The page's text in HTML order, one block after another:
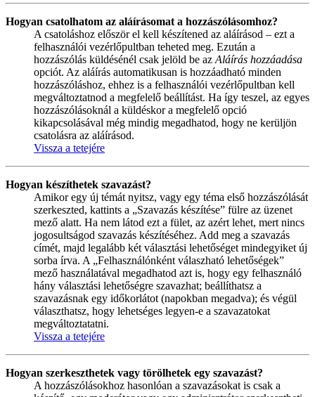
Hogyan csatolhatom az aláírásomat a hozzászólásomhoz?
A csatoláshoz először el kell készítened az aláírásod – ezt a
felhasználói vezérlőpultban teheted meg. Ezután a
hozzászólás küldésénél csak jelöld be az Aláírás hozzáadása
opciót. Az aláírás automatikusan is hozzáadható minden
hozzászóláshoz, ehhez is a felhasználói vezérlőpultban kell
megváltoztatnod a megfelelő beállítást. Ha így teszel, az egyes
hozzászólásoknál a küldéskor a megfelelő opció
kikapcsolásával még mindig megadhatod, hogy ne kerüljön
csatolásra az aláírásod.
Vissza a tetejére
Hogyan készíthetek szavazást?
Amikor egy új témát nyitsz, vagy egy téma első hozzászólását
szerkeszted, kattints a „Szavazás készítése” fülre az üzenet
mező alatt. Ha nem látod ezt a fület, az azért lehet, mert nincs
jogosultságod szavazás készítéséhez. Add meg a szavazás
címét, majd legalább két választási lehetőséget mindegyiket új
sorba írva. A „Felhasználónként válaszható lehetőségek”
mező használatával megadhatod azt is, hogy egy felhasználó
hány választási lehetőségre szavazhat; beállíthatsz a
szavazásnak egy időkorlátot (napokban megadva); és végül
választhatsz, hogy lehetséges legyen-e a szavazatokat
megváltoztatatni.
Vissza a tetejére
Hogyan szerkeszthetek vagy törölhetek egy szavazást?
A hozzászólásokhoz hasonlóan a szavazásokat is csak a